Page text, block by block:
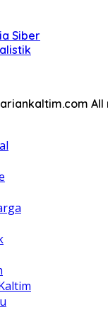
Siber